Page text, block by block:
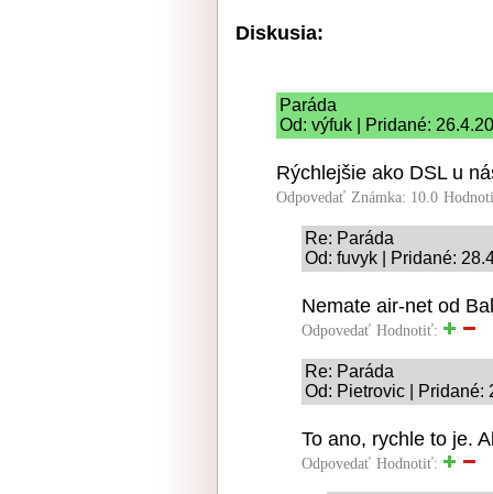
Diskusia:
Paráda
Od: výfuk | Pridané:
Rýchlejšie ako DSL u
Odpovedať Známka: 10.0
Re: Paráda
Od: fuvyk | Pridané:
Nemate air-net od
Odpovedať Hodnotiť:
Re: Paráda
Od: Pietrovic | Pridané:
To ano, rychle to je.
Odpovedať Hodnotiť: